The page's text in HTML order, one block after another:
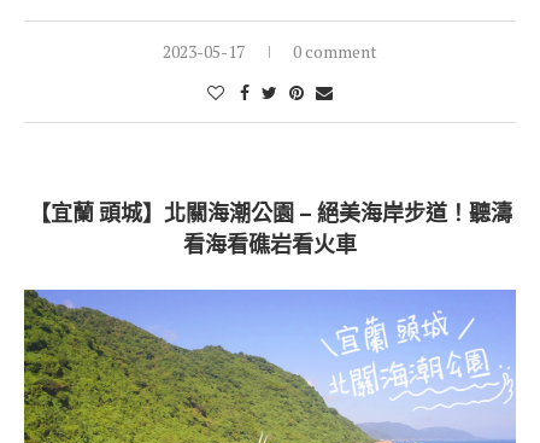
2023-05-17 0 comment
【宜蘭 頭城】北關海潮公園 – 絕美海岸步道！聽濤
看海看礁岩看火車